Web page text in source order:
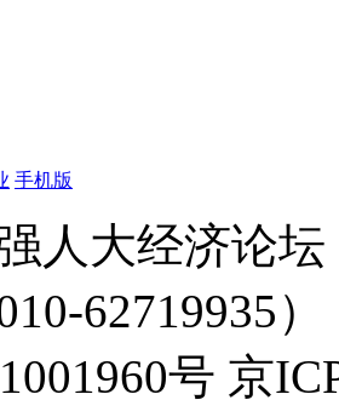
手机版
人大经济论
62719935）
号 京